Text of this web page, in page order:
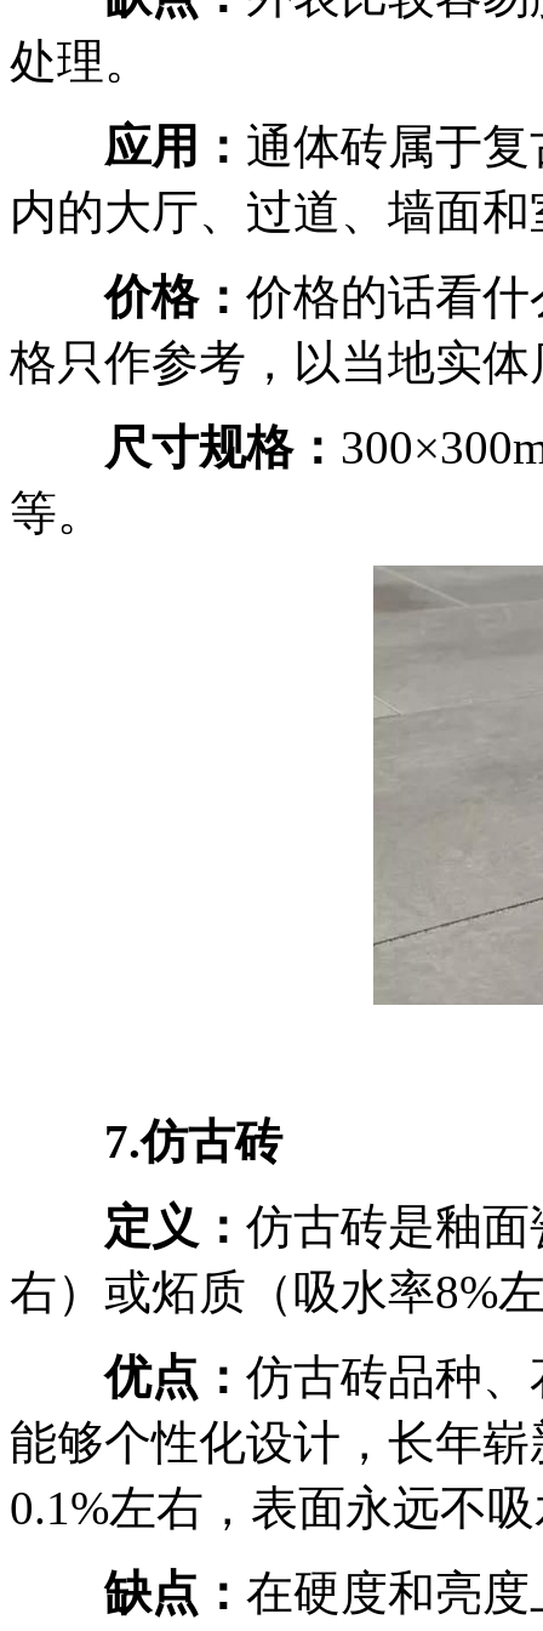
处理。
应用： 通体砖属于
内的大厅、过道、墙面
价格： 价格的话看
格只作参考，以当地实
尺寸规格：
等。
7.仿古砖
定义： 仿古砖是釉
右）或炻质（吸水率8%
优点： 仿古砖品种
能够个性化设计，长年
0.1%左右，表面永远不
缺点： 在硬度和亮